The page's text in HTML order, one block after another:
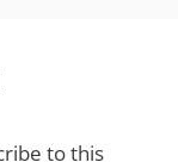
to this